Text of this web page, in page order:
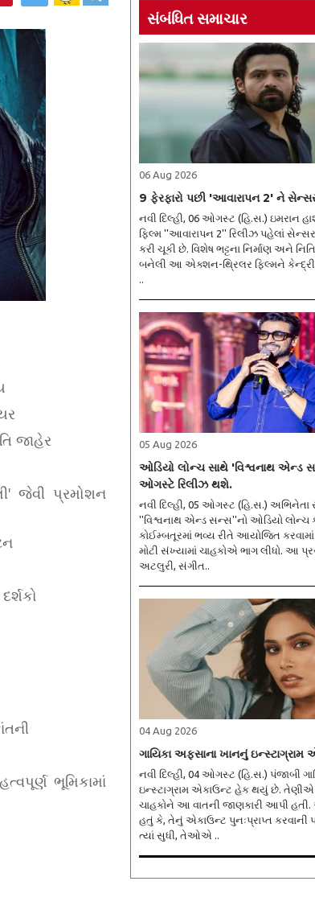
જાહેર
જેવી પ્રમોશન
ભૂમિકામાં
સંબંધિત સમાચાર
06 Aug 2026
9 ફેરફારો પછી 'આવારાપન 2' ને
નવી દિલ્હી, 06 ઓગસ્ટ (હિ.સ.) ઇમરાન
ફિલ્મ ''આવારાપન 2'' રિલીઝ પહેલાં સેન્સર
કરી ચૂકી છે. વિશેષ ભટ્ટના નિર્માણ અને
બનેલી આ એક્શન-થ્રિલર ફિલ્મને
..
05 Aug 2026
ઓડિયો લોન્ચ સાથે 'વિશ્વનાથ એન્ડ
ઓગસ્ટે રિલીઝ થશે.
નવી દિલ્હી, 05 ઓગસ્ટ (હિ.સ.) અભિનેતા
''વિશ્વનાથ એન્ડ સન્સ''નો ઓડિયો લોન્ચ
કોઈમ્બતૂરમાં ભવ્ય રીતે આયોજિત
મોટી સંખ્યામાં ચાહકોએ ભાગ લીધો. આ
અટલુરી, સંગીત..
04 Aug 2026
ગાયિકા અફસાના ખાનનું
નવી દિલ્હી, 04 ઓગસ્ટ (હિ.સ.) પંજાબી
ઇન્સ્ટાગ્રામ એકાઉન્ટ હેક થયું છે. તેણીએ
ચાહકોને આ વાતની જાણકારી આપી
હતું કે, તેનું એકાઉન્ટ પુનઃપ્રાપ્ત કરવાની
ત્યાં સુધી, તેઓએ ..